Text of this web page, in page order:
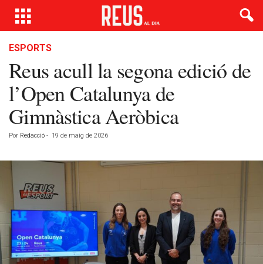
ESPORTS
Reus acull la segona edició de
l’Open Catalunya de
Gimnàstica Aeròbica
Por Redacció - 19 de maig de 2026